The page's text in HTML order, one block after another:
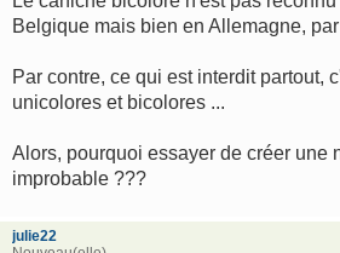
Belgique mais bien en Allemagne,
Par contre, ce qui est interdit partout,
unicolores et bicolores ...
Alors, pourquoi essayer de créer une
improbable ???
julie22